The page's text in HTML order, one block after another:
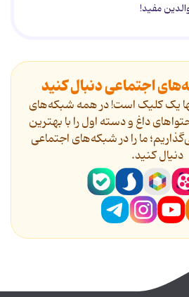
مفید!
اجتماعی دنبال کنید
یک کلیک است! در همه شبکه‌های
داغ و دسته اول را با بهترین
ما را در شبکه‌های اجتماعی
دنیال کنید.